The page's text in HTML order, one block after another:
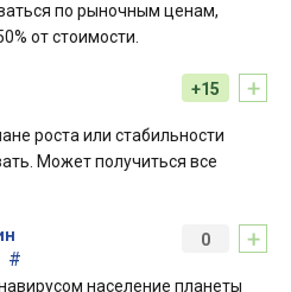
по рыночным ценам,
от стоимости.
+
+15
роста или стабильности
Может получиться все
+
0
#
население планеты